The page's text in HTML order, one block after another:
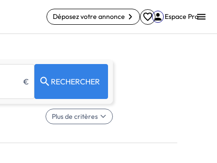
Déposez votre annonce Espace Pro
€ RECHERCHER
Plus de critères